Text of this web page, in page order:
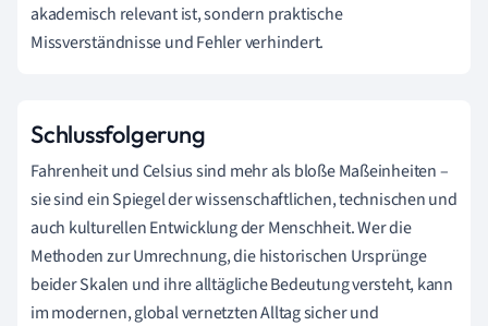
akademisch relevant ist, sondern praktische
Missverständnisse und Fehler verhindert.
Schlussfolgerung
Fahrenheit und Celsius sind mehr als bloße Maßeinheiten –
sie sind ein Spiegel der wissenschaftlichen, technischen und
auch kulturellen Entwicklung der Menschheit. Wer die
Methoden zur Umrechnung, die historischen Ursprünge
beider Skalen und ihre alltägliche Bedeutung versteht, kann
im modernen, global vernetzten Alltag sicher und